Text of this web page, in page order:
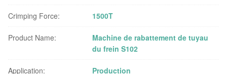
Crimping Force: 1500T
Product Name:
Machine de rabattement de tuyau
du frein S102
Application: Production